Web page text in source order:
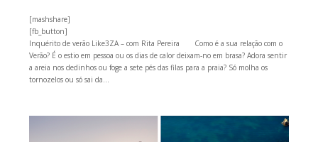
[mashshare]
[fb_button]
Inquérito de verão Like3ZA – com Rita Pereira Como é a sua relação com o
Verão? É o estio em pessoa ou os dias de calor deixam-no em brasa? Adora sentir
a areia nos dedinhos ou foge a sete pés das filas para a praia? Só molha os
tornozelos ou só sai da...